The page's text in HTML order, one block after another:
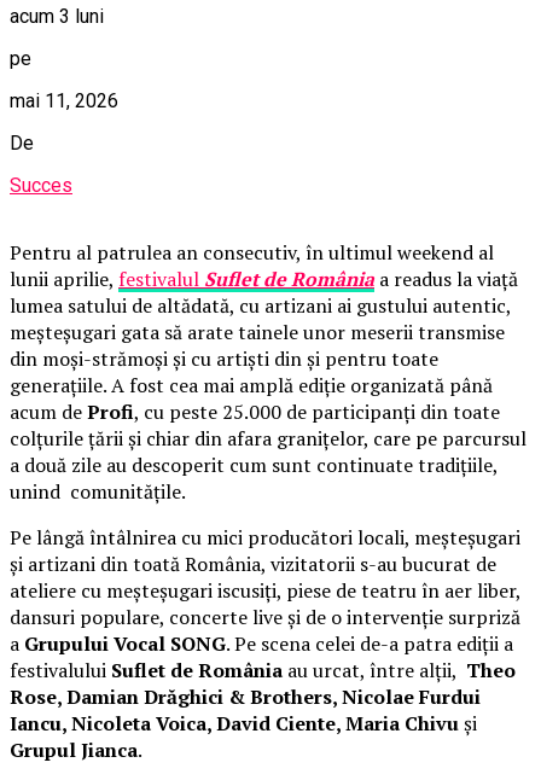
acum 3 luni
pe
mai 11, 2026
De
Succes
Pentru al patrulea an consecutiv, în ultimul weekend al
lunii aprilie, festivalul Suflet de România a readus la viață
lumea satului de altădată, cu artizani ai gustului autentic,
meșteșugari gata să arate tainele unor meserii transmise
din moși-strămoși și cu artiști din și pentru toate
generațiile. A fost cea mai amplă ediție organizată până
acum deProfi, cu peste 25.000 de participanți din toate
colțurile țării și chiar din afara granițelor, care pe parcursul
a două zile au descoperit cum sunt continuate tradițiile,
unind comunitățile.
Pe lângă întâlnirea cu mici producători locali, meșteșugari
și artizani din toată România, vizitatorii s-au bucurat de
ateliere cu meșteșugari iscusiți, piese de teatru în aer liber,
dansuri populare, concerte live și de o intervenție surpriză
a Grupului Vocal SONG. Pe scena celei de-a patra ediții a
festivalului Suflet de România au urcat, între alții, Theo
Rose, Damian Drăghici & Brothers, Nicolae Furdui
Iancu, Nicoleta Voica, David Ciente, Maria Chivuși
Grupul Jianca.